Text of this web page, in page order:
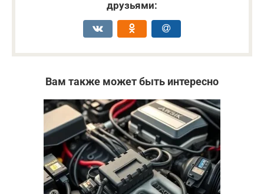
друзьями:
Вам также может быть интересно